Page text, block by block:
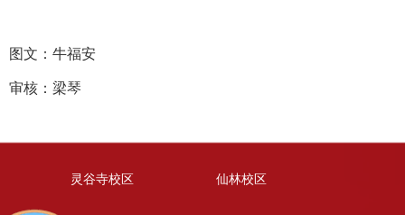
图文：牛福安
审核：梁琴
灵谷寺校区 仙林校区